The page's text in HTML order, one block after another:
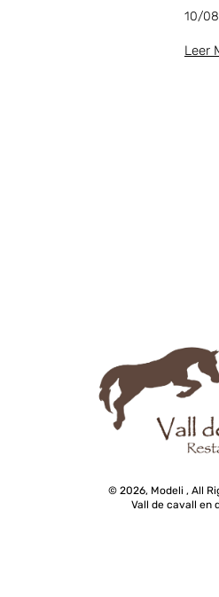
10/
Leer
© 2026, Modeli , All
Vall de cavall en